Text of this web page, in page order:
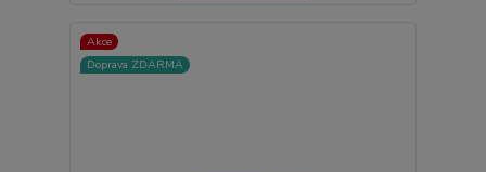
Akce
Doprava ZDARMA